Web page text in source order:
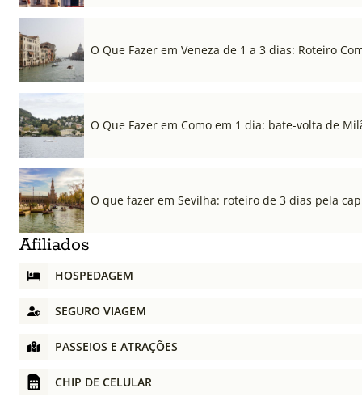
O Que Fazer em Veneza de 1 a 3 dias: Roteiro
O Que Fazer em Como em 1 dia: bate-volta de
O que fazer em Sevilha: roteiro de 3 dias pela
Afiliados
HOSPEDAGEM
SEGURO VIAGEM
PASSEIOS E ATRAÇÕES
CHIP DE CELULAR